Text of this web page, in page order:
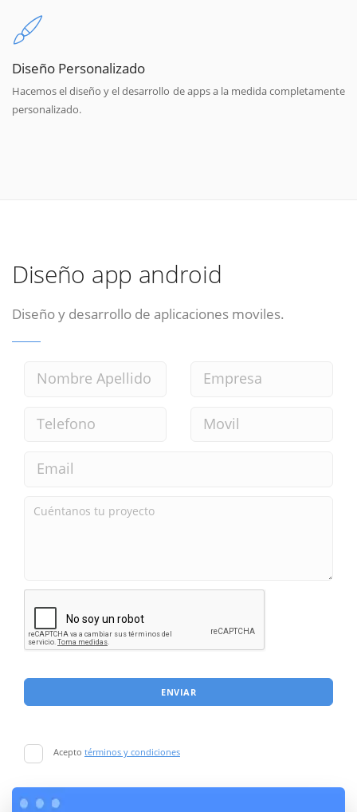
Diseño Personalizado
Hacemos el diseño y el desarrollo de apps a la medida completamente
personalizado.
Diseño app android
Diseño y desarrollo de aplicaciones moviles.
ENVIAR
Acepto términos y condiciones